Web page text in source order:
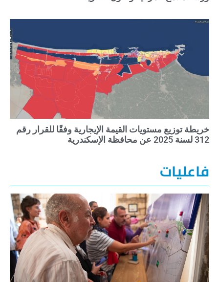
خريطة توزيع مستويات القيمة الإيجارية وفقًا للقرار رقم
312 لسنة 2025 عن محافظة الإسكندرية
فاعليات